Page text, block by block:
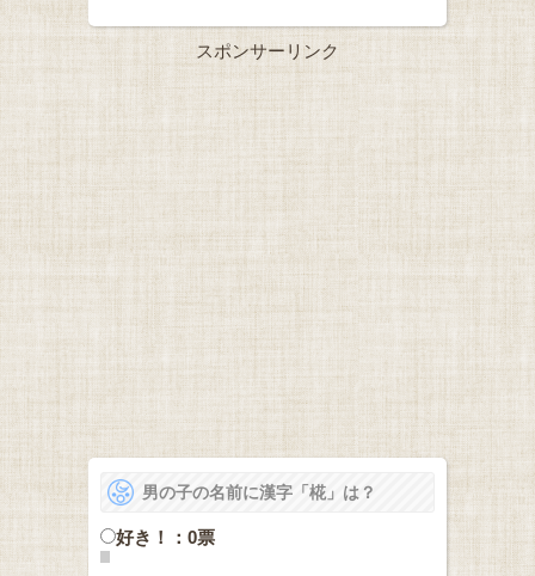
スポンサーリンク
男の子の名前に漢字「椛」は？
好き！：0票